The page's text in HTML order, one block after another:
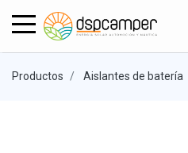
Productos Aislantes de batería